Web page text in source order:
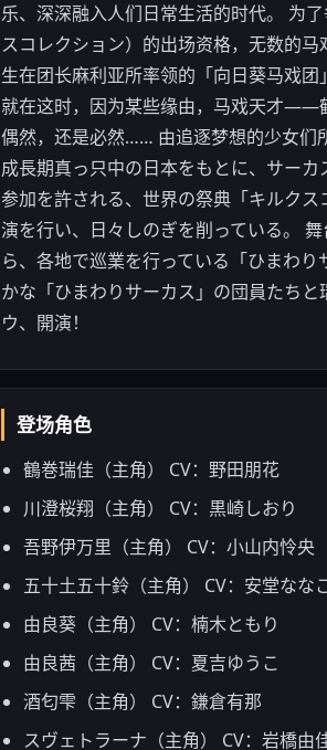
乐、深深融入人们日常生活的时代。 为
スコレクション）的出场资格，无数的
生在团长麻利亚所率领的「向日葵马戏
就在这时，因为某些缘由，马戏天才——
偶然，还是必然…… 由追逐梦想的少女们
成長期真っ只中の日本をもとに、サー
参加を許される、世界の祭典「キルク
演を行い、日々しのぎを削っている。
ら、各地で巡業を行っている「ひまわ
かな「ひまわりサーカス」の団員たち
ウ、開演！
登场角色
鶴巻瑞佳（主角） CV：野田朋花
川澄桜翔（主角） CV：黒崎しおり
吾野伊万里（主角） CV：小山内怜央
五十土五十鈴（主角） CV：安堂なな
由良葵（主角） CV：楠木ともり
由良茜（主角） CV：夏吉ゆうこ
酒匂雫（主角） CV：鎌倉有那
スヴェトラーナ（主角） CV：岩橋由